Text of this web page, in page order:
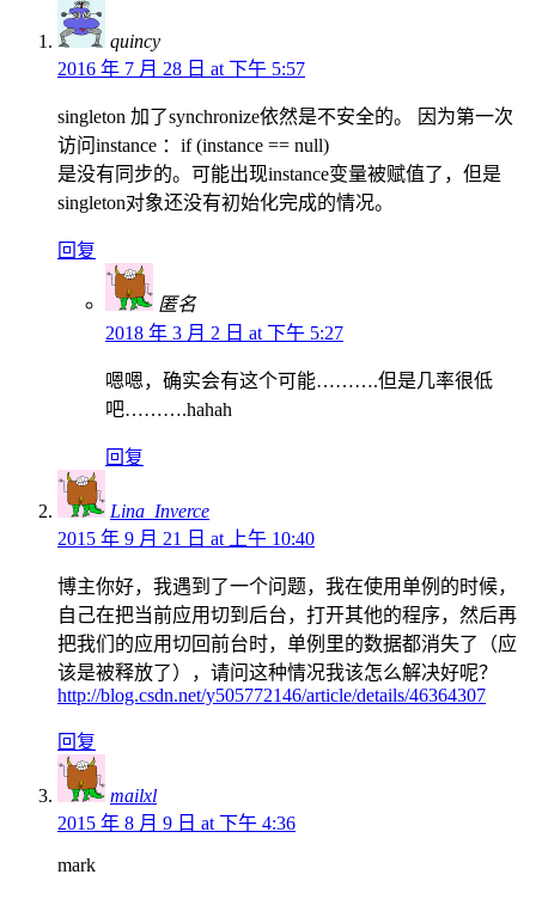
quincy
2016 年 7 月 28 日 at 下午 5:57
singleton 加了synchronize依然是不安全的。 因为第一次
访问instance ：if (instance == null)
是没有同步的。可能出现instance变量被赋值了，但是
singleton对象还没有初始化完成的情况。
回复
匿名
2018 年 3 月 2 日 at 下午 5:27
嗯嗯，确实会有这个可能……….但是几率很低
吧……….hahah
回复
Lina_Inverce
2015 年 9 月 21 日 at 上午 10:40
博主你好，我遇到了一个问题，我在使用单例的时候，
自己在把当前应用切到后台，打开其他的程序，然后再
把我们的应用切回前台时，单例里的数据都消失了（应
该是被释放了），请问这种情况我该怎么解决好呢？
http://blog.csdn.net/y505772146/article/details/46364307
回复
mailxl
2015 年 8 月 9 日 at 下午 4:36
mark